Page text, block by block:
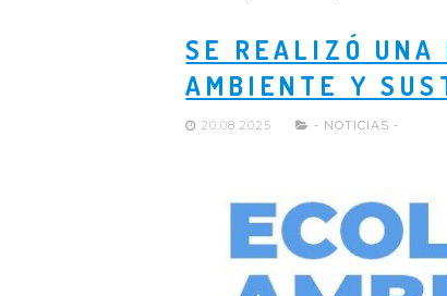
SE REALIZÓ UNA
AMBIENTE Y
20.08.2025 - NOTICIAS -